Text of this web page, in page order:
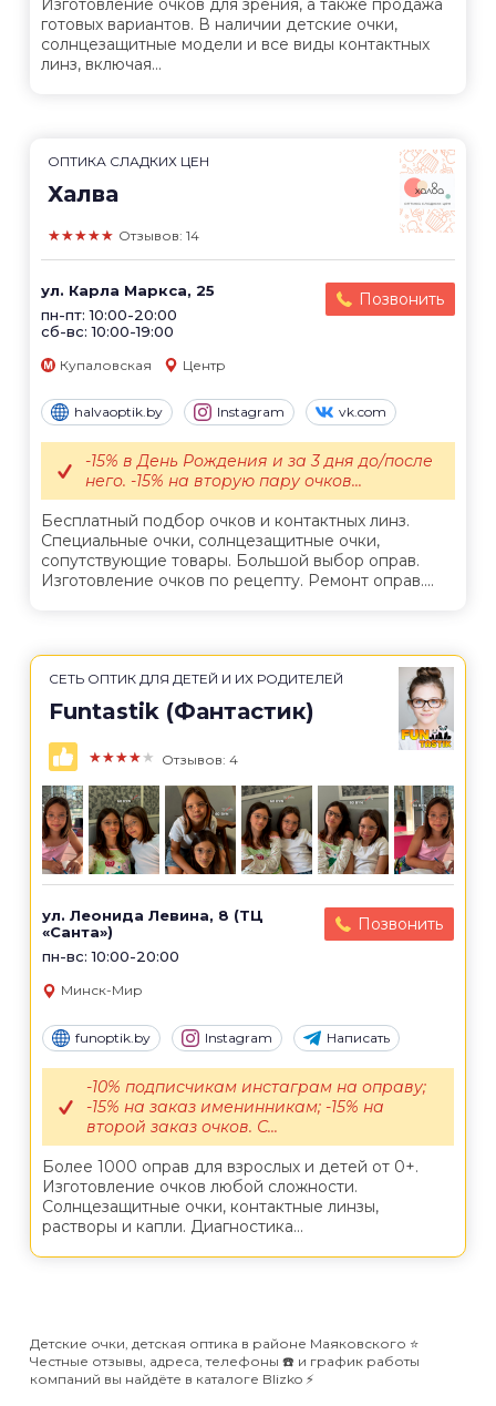
Изготовление очков для зрения, а также продажа
готовых вариантов. В наличии детские очки,
солнцезащитные модели и все виды контактных
линз, включая...
ОПТИКА СЛАДКИХ ЦЕН
Халва
★★★★★ Отзывов: 14
ул. Карла Маркса, 25
пн-пт: 10:00-20:00
сб-вс: 10:00-19:00
Позвонить
Купаловская Центр
halvaoptik.by Instagram vk.com
Бесплатный подбор очков и контактных линз.
Специальные очки, солнцезащитные очки,
сопутствующие товары. Большой выбор оправ.
Изготовление очков по рецепту. Ремонт оправ....
-15% в День Рождения и за 3 дня до/после
него. -15% на вторую пару очков...
СЕТЬ ОПТИК ДЛЯ ДЕТЕЙ И ИХ РОДИТЕЛЕЙ
Funtastik (Фантастик)
★★★★★ Отзывов: 4
ул. Леонида Левина, 8 (ТЦ
«Санта»)
пн-вс: 10:00-20:00
Позвонить
Минск-Мир
funoptik.by Instagram Написать
Более 1000 оправ для взрослых и детей от 0+.
Изготовление очков любой сложности.
Солнцезащитные очки, контактные линзы,
растворы и капли. Диагностика...
-10% подписчикам инстаграм на оправу;
-15% на заказ именинникам; -15% на
второй заказ очков. С...
Детские очки, детская оптика в районе Маяковского ⭐️
Честные отзывы, адреса, телефоны ☎️ и график работы
компаний вы найдёте в каталоге Blizko ⚡️